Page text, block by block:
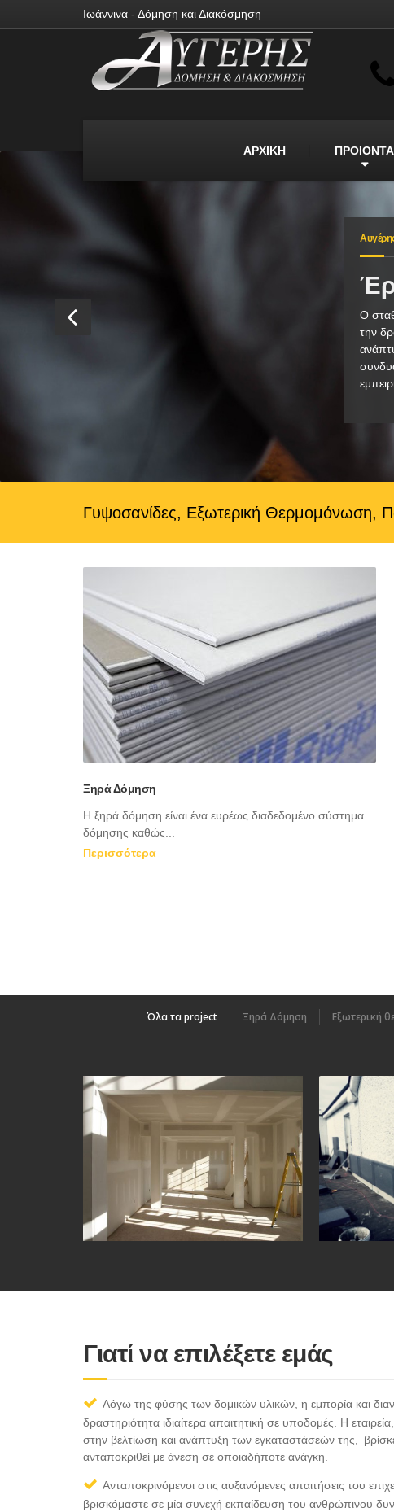
Ιωάννινα - Δόμηση και Διακόσμηση
ΑΡΧΙΚΗ ΠΡΟΙΟΝΤΑ
Ο
την
Γυψοσανίδες, Εξωτερική Θερμομόνωση,
Ξηρά Δόμηση
Η ξηρά δόμηση είναι ένα ευρέως διαδεδομένο σύστημα
δόμησης καθώς...
Περισσότερα
Όλα τα project Ξηρά Δόμηση Εξωτερική
Γιατί να επιλέξετε εμάς
Λόγω της φύσης των δομικών υλικών, η εμπορία και
δραστηριότητα ιδιαίτερα απαιτητική σε υποδομές. Η
στην βελτίωση και ανάπτυξη των εγκαταστάσεών της,
ανταποκριθεί με άνεση σε οποιαδήποτε ανάγκη.
Ανταποκρινόμενοι στις αυξανόμενες απαιτήσεις του
βρισκόμαστε σε μία συνεχή εκπαίδευση του ανθρώπινου